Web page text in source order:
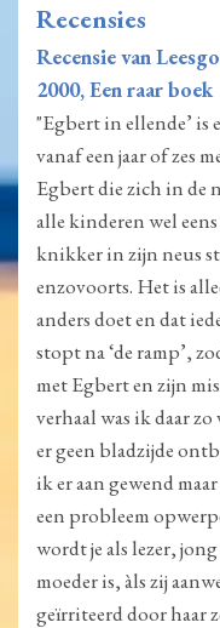
Recensies
Recensie van
2000, Een raar boek
"Egbert in ellende’
vanaf een jaar of zes
Egbert die zich in de
alle kinderen wel
knikker in zijn neus
enzovoorts. Het is
anders doet en dat
stopt na ‘de ramp’,
met Egbert en zijn
verhaal was ik daar
er geen bladzijde
ik er aan gewend
een probleem
wordt je als lezer,
moeder is, àls zij
geïrriteerd door haar